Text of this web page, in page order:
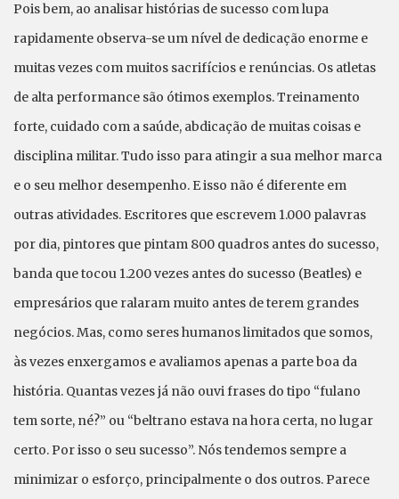
Pois bem, ao analisar histórias de sucesso com lupa
rapidamente observa-se um nível de dedicação enorme e
muitas vezes com muitos sacrifícios e renúncias. Os atletas
de alta performance são ótimos exemplos. Treinamento
forte, cuidado com a saúde, abdicação de muitas coisas e
disciplina militar. Tudo isso para atingir a sua melhor marca
e o seu melhor desempenho. E isso não é diferente em
outras atividades. Escritores que escrevem 1.000 palavras
por dia, pintores que pintam 800 quadros antes do sucesso,
banda que tocou 1.200 vezes antes do sucesso (Beatles) e
empresários que ralaram muito antes de terem grandes
negócios. Mas, como seres humanos limitados que somos,
às vezes enxergamos e avaliamos apenas a parte boa da
história. Quantas vezes já não ouvi frases do tipo “fulano
tem sorte, né?” ou “beltrano estava na hora certa, no lugar
certo. Por isso o seu sucesso”. Nós tendemos sempre a
minimizar o esforço, principalmente o dos outros. Parece